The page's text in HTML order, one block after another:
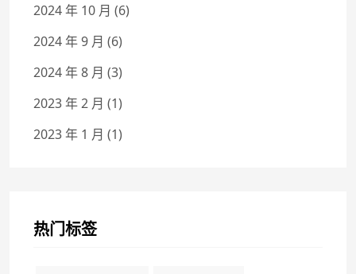
2024 年 10 月 (6)
2024 年 9 月 (6)
2024 年 8 月 (3)
2023 年 2 月 (1)
2023 年 1 月 (1)
热门标签